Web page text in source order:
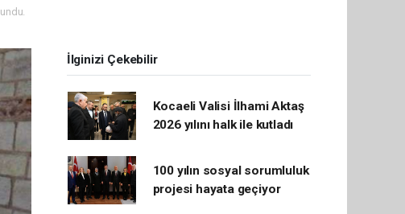
İlginizi Çekebilir
Kocaeli Valisi İlhami Aktaş
2026 yılını halk ile kutladı
100 yılın sosyal sorumluluk
projesi hayata geçiyor